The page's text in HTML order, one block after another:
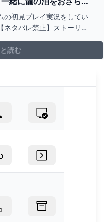
- YOUTUBE
の初見プレイ実況をしてい
ネタバレ禁止】ストーリ
よびブロックの対象になり
信中、私はコメント欄をあ
読む